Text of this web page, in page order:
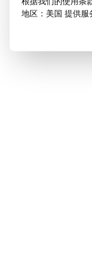
地区：美国 提供服